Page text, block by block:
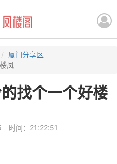
厦门分享区
凤
找个一个好楼
时间：21:22:51